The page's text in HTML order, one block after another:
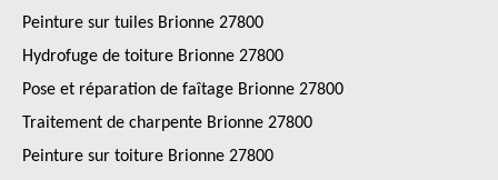
Peinture sur tuiles Brionne 27800
Hydrofuge de toiture Brionne 27800
Pose et réparation de faîtage Brionne 27800
Traitement de charpente Brionne 27800
Peinture sur toiture Brionne 27800